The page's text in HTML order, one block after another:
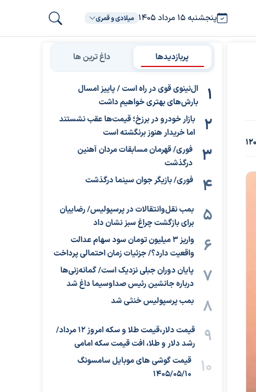
پنجشنبه ۱۵ مرداد ۱۴۰۵ میلادی و قمری
پربازدیدها داغ ترین ها
ال‌نینوی قوی در راه است / پاییز امسال
بارش‌های بهتری خواهیم داشت
بازار خودرو در برزخ؛ قیمت‌ها عقب نشستند
اما خریدار هنوز برنگشته است
فوری/ قهرمان مسابقات مردان آهنین
درگذشت
فوری/ بازیگر جوان سینما درگذشت
بمب نقل‌وانتقالات در پرسپولیس/ رضاییان
برای بازگشت چراغ سبز نشان داد
واریز ۳ میلیون تومان سود سهام عدالت
واقعیت دارد؟/ جزئیات زمان احتمالی پرداخت
پایان دوران جبلی نزدیک است/ گمانه‌زنی‌ها
درباره جانشین رئیس صداوسیما داغ شد
بمب پرسپولیس خنثی شد
قیمت دلار،قیمت طلا و سکه امروز ۱۲ مرداد/
رشد دلار و طلا، افت قیمت سکه امامی
قیمت گوشی های موبایل سامسونگ
1405/05/10